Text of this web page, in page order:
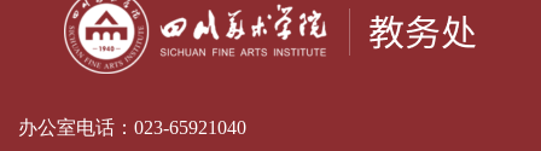
办公室电话： 023-65921040